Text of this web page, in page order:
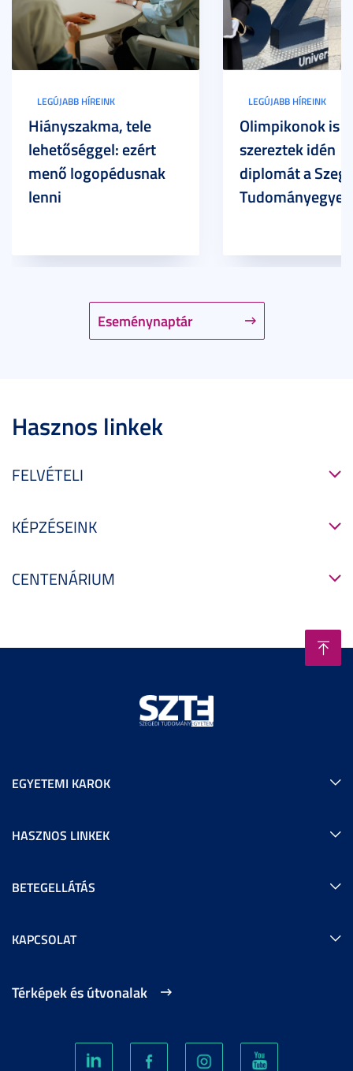
Eseménynaptár
LEGÚJABB HÍREINK
Hiányszakma, tele
lehetőséggel: ezért
menő logopédusnak
lenni
LEGÚJABB HÍREINK
Olimpikonok is
szereztek idén
diplomát a
Hasznos linkek
FELVÉTELI
KÉPZÉSEINK
CENTENÁRIUM
EGYETEMI KAROK
HASZNOS LINKEK
BETEGELLÁTÁS
KAPCSOLAT
Térképek és útvonalak